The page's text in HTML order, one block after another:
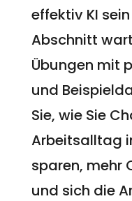
effektiv KI
Abschnitt
Übungen mit
und
Sie, wie Sie
Arbeitsalltag
sparen, mehr
und sich die